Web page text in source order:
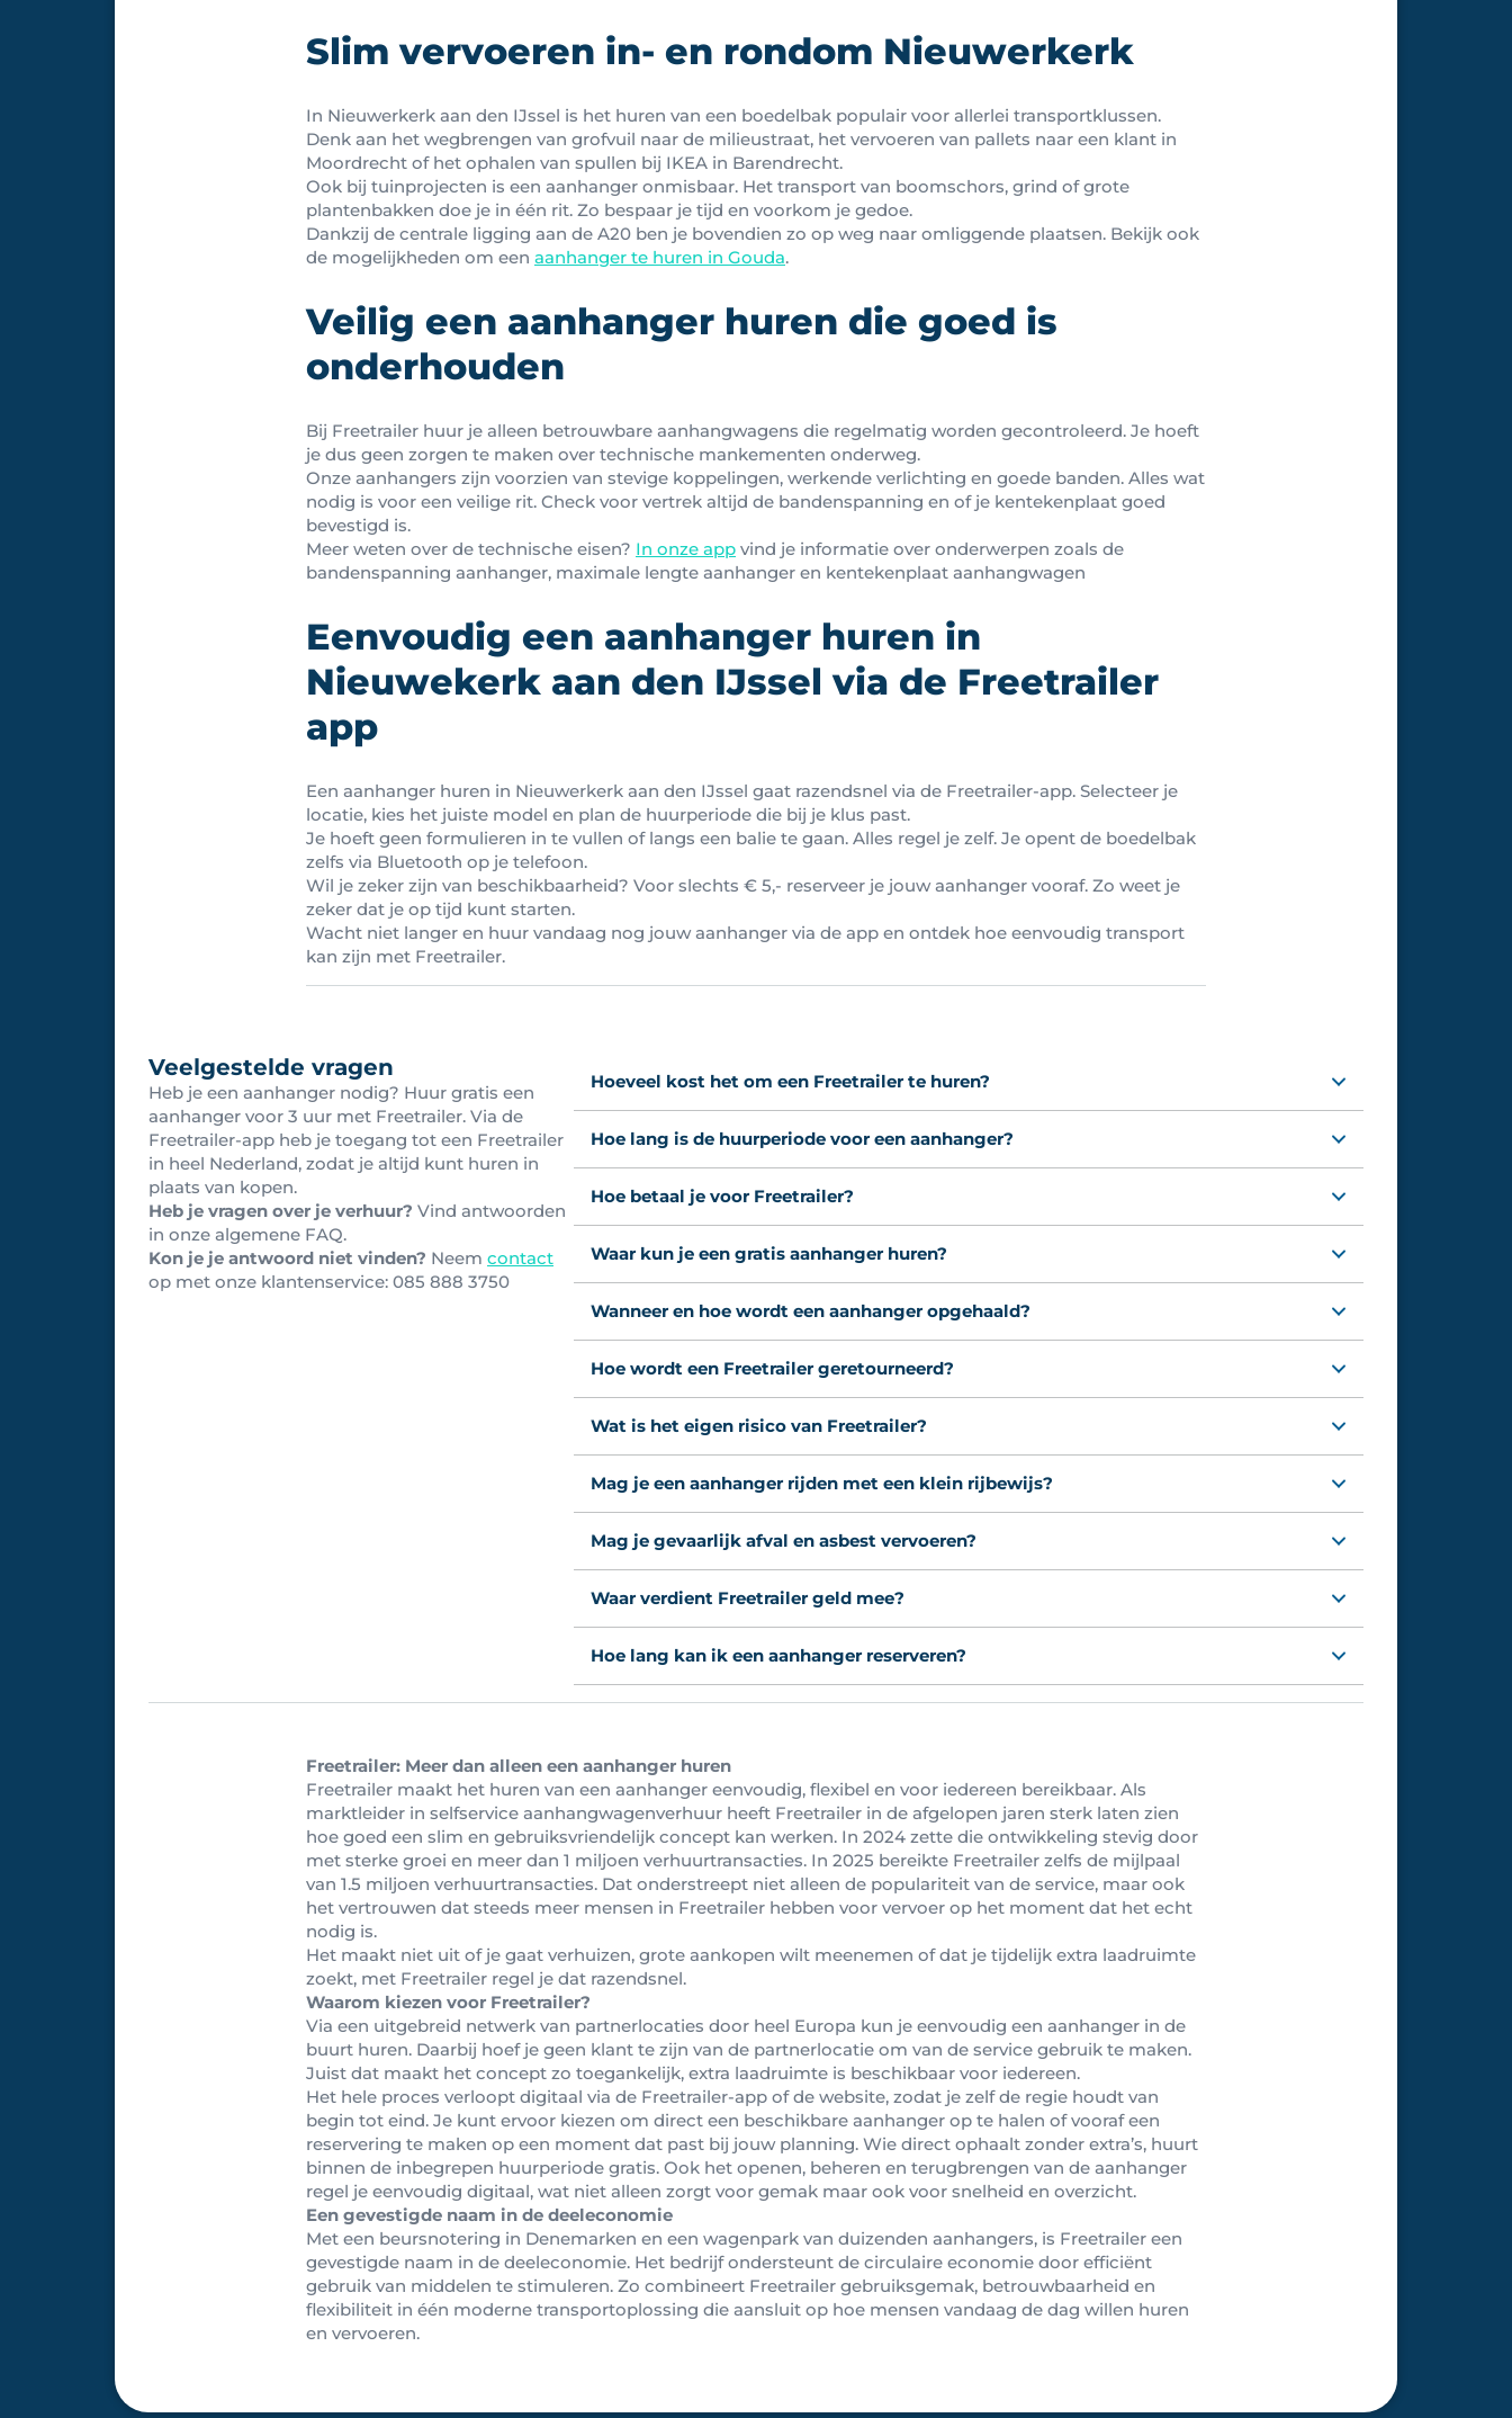
Slim vervoeren in- en rondom Nieuwerkerk
In Nieuwerkerk aan den IJssel is het huren van een boedelbak populair voor allerlei transportklussen.
Denk aan het wegbrengen van grofvuil naar de milieustraat, het vervoeren van pallets naar een klant in
Moordrecht of het ophalen van spullen bij IKEA in Barendrecht.
Ook bij tuinprojecten is een aanhanger onmisbaar. Het transport van boomschors, grind of grote
plantenbakken doe je in één rit. Zo bespaar je tijd en voorkom je gedoe.
Dankzij de centrale ligging aan de A20 ben je bovendien zo op weg naar omliggende plaatsen. Bekijk ook
de mogelijkheden om een aanhanger te huren in Gouda.
Veilig een aanhanger huren die goed is
onderhouden
Bij Freetrailer huur je alleen betrouwbare aanhangwagens die regelmatig worden gecontroleerd. Je hoeft
je dus geen zorgen te maken over technische mankementen onderweg.
Onze aanhangers zijn voorzien van stevige koppelingen, werkende verlichting en goede banden. Alles wat
nodig is voor een veilige rit. Check voor vertrek altijd de bandenspanning en of je kentekenplaat goed
bevestigd is.
Meer weten over de technische eisen? In onze app vind je informatie over onderwerpen zoals de
bandenspanning aanhanger, maximale lengte aanhanger en kentekenplaat aanhangwagen
Eenvoudig een aanhanger huren in
Nieuwekerk aan den IJssel via de Freetrailer
app
Een aanhanger huren in Nieuwerkerk aan den IJssel gaat razendsnel via de Freetrailer-app. Selecteer je
locatie, kies het juiste model en plan de huurperiode die bij je klus past.
Je hoeft geen formulieren in te vullen of langs een balie te gaan. Alles regel je zelf. Je opent de boedelbak
zelfs via Bluetooth op je telefoon.
Wil je zeker zijn van beschikbaarheid? Voor slechts € 5,- reserveer je jouw aanhanger vooraf. Zo weet je
zeker dat je op tijd kunt starten.
Wacht niet langer en huur vandaag nog jouw aanhanger via de app en ontdek hoe eenvoudig transport
kan zijn met Freetrailer.
Veelgestelde vragen
Heb je een aanhanger nodig? Huur gratis een
aanhanger voor 3 uur met Freetrailer. Via de
Freetrailer-app heb je toegang tot een Freetrailer
in heel Nederland, zodat je altijd kunt huren in
plaats van kopen.
Heb je vragen over je verhuur? Vind antwoorden
in onze algemene FAQ.
Kon je je antwoord niet vinden? Neem contact
op met onze klantenservice: 085 888 3750
Hoeveel kost het om een Freetrailer te huren?
Hoe lang is de huurperiode voor een aanhanger?
Hoe betaal je voor Freetrailer?
Waar kun je een gratis aanhanger huren?
Wanneer en hoe wordt een aanhanger opgehaald?
Hoe wordt een Freetrailer geretourneerd?
Wat is het eigen risico van Freetrailer?
Mag je een aanhanger rijden met een klein rijbewijs?
Mag je gevaarlijk afval en asbest vervoeren?
Waar verdient Freetrailer geld mee?
Hoe lang kan ik een aanhanger reserveren?
Freetrailer: Meer dan alleen een aanhanger huren
Freetrailer maakt het huren van een aanhanger eenvoudig, flexibel en voor iedereen bereikbaar. Als
marktleider in selfservice aanhangwagenverhuur heeft Freetrailer in de afgelopen jaren sterk laten zien
hoe goed een slim en gebruiksvriendelijk concept kan werken. In 2024 zette die ontwikkeling stevig door
met sterke groei en meer dan 1 miljoen verhuurtransacties. In 2025 bereikte Freetrailer zelfs de mijlpaal
van 1.5 miljoen verhuurtransacties. Dat onderstreept niet alleen de populariteit van de service, maar ook
het vertrouwen dat steeds meer mensen in Freetrailer hebben voor vervoer op het moment dat het echt
nodig is.
Het maakt niet uit of je gaat verhuizen, grote aankopen wilt meenemen of dat je tijdelijk extra laadruimte
zoekt, met Freetrailer regel je dat razendsnel.
Waarom kiezen voor Freetrailer?
Via een uitgebreid netwerk van partnerlocaties door heel Europa kun je eenvoudig een aanhanger in de
buurt huren. Daarbij hoef je geen klant te zijn van de partnerlocatie om van de service gebruik te maken.
Juist dat maakt het concept zo toegankelijk, extra laadruimte is beschikbaar voor iedereen.
Het hele proces verloopt digitaal via de Freetrailer-app of de website, zodat je zelf de regie houdt van
begin tot eind. Je kunt ervoor kiezen om direct een beschikbare aanhanger op te halen of vooraf een
reservering te maken op een moment dat past bij jouw planning. Wie direct ophaalt zonder extra’s, huurt
binnen de inbegrepen huurperiode gratis. Ook het openen, beheren en terugbrengen van de aanhanger
regel je eenvoudig digitaal, wat niet alleen zorgt voor gemak maar ook voor snelheid en overzicht.
Een gevestigde naam in de deeleconomie
Met een beursnotering in Denemarken en een wagenpark van duizenden aanhangers, is Freetrailer een
gevestigde naam in de deeleconomie. Het bedrijf ondersteunt de circulaire economie door efficiënt
gebruik van middelen te stimuleren. Zo combineert Freetrailer gebruiksgemak, betrouwbaarheid en
flexibiliteit in één moderne transportoplossing die aansluit op hoe mensen vandaag de dag willen huren
en vervoeren.